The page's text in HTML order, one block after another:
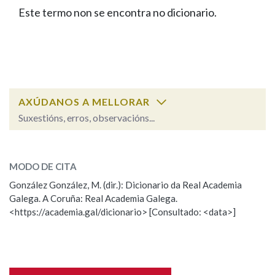
FIGURAS HOMENAXEADAS
PORTAL DAS PALABRAS
Facebook
TwitterYoutubeInstagram
Bluesky
BUSCAR NOS LEMAS
Remata por
BUSCAR NO CONTIDO
Nas definicións
Este termo non se encontra no dicionario.
AXÚDANOS A MELLORAR
Suxestións, erros, observacións...
Observación
Nome
MODO DE CITA
González González, M. (dir.): Dicionario da Real Academia
Galega. A Coruña: Real Academia Galega.
<https://academia.gal/dicionario> [Consultado: <data>]